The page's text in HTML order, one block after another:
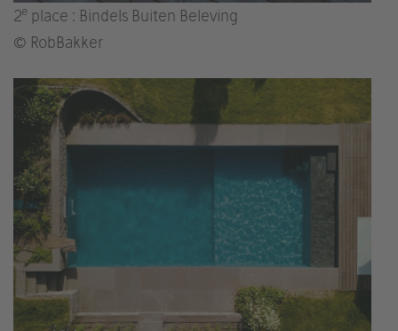
2e place : Bindels Buiten Beleving
© RobBakker